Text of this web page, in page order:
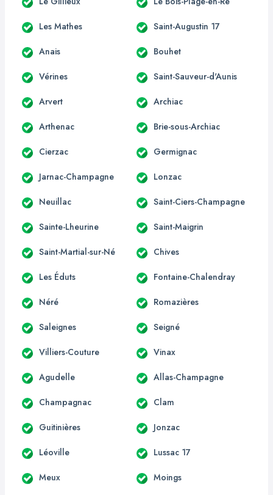
Les Mathes Saint-Augustin 17
Anais Bouhet
Vérines Saint-Sauveur-d'Aunis
Arvert Archiac
Arthenac Brie-sous-Archiac
Cierzac Germignac
Jarnac-Champagne Lonzac
Neuillac Saint-Ciers-Champagne
Sainte-Lheurine Saint-Maigrin
Saint-Martial-sur-Né Chives
Les Éduts Fontaine-Chalendray
Néré Romazières
Saleignes Seigné
Villiers-Couture Vinax
Agudelle Allas-Champagne
Champagnac Clam
Guitinières Jonzac
Léoville Lussac 17
Meux Moings